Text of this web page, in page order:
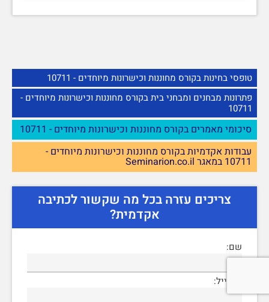
טופסי בחינות בקורס מחוננות וכישרונות מיוחדים - 10711
פתרונות מבחנים ומבחני בית בקורס מחוננות וכישרונות מיוחדים -
10711
סיכומי מאמרים בקורס מחוננות וכישרונות מיוחדים - 10711
עבודות אקדמיות בקורס מחוננות וכישרונות מיוחדים -
10711 במאגר Seminarion.co.il
צריכים עזרה בכל מה שקשור לכתיבה
אקדמית?
שם:
אימייל: